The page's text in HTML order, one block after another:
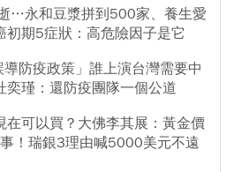
…永和豆漿拼到500家、養生愛
初期5症狀：高危險因子是它
導防疫政策」誰上演台灣需要中
奕瑾：還防疫團隊一個公道
在可以買？大佛李其展：黃金價
！瑞銀3理由喊5000美元不遠